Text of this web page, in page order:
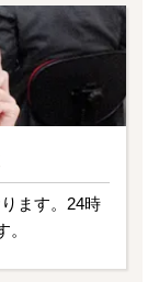
ます。24時